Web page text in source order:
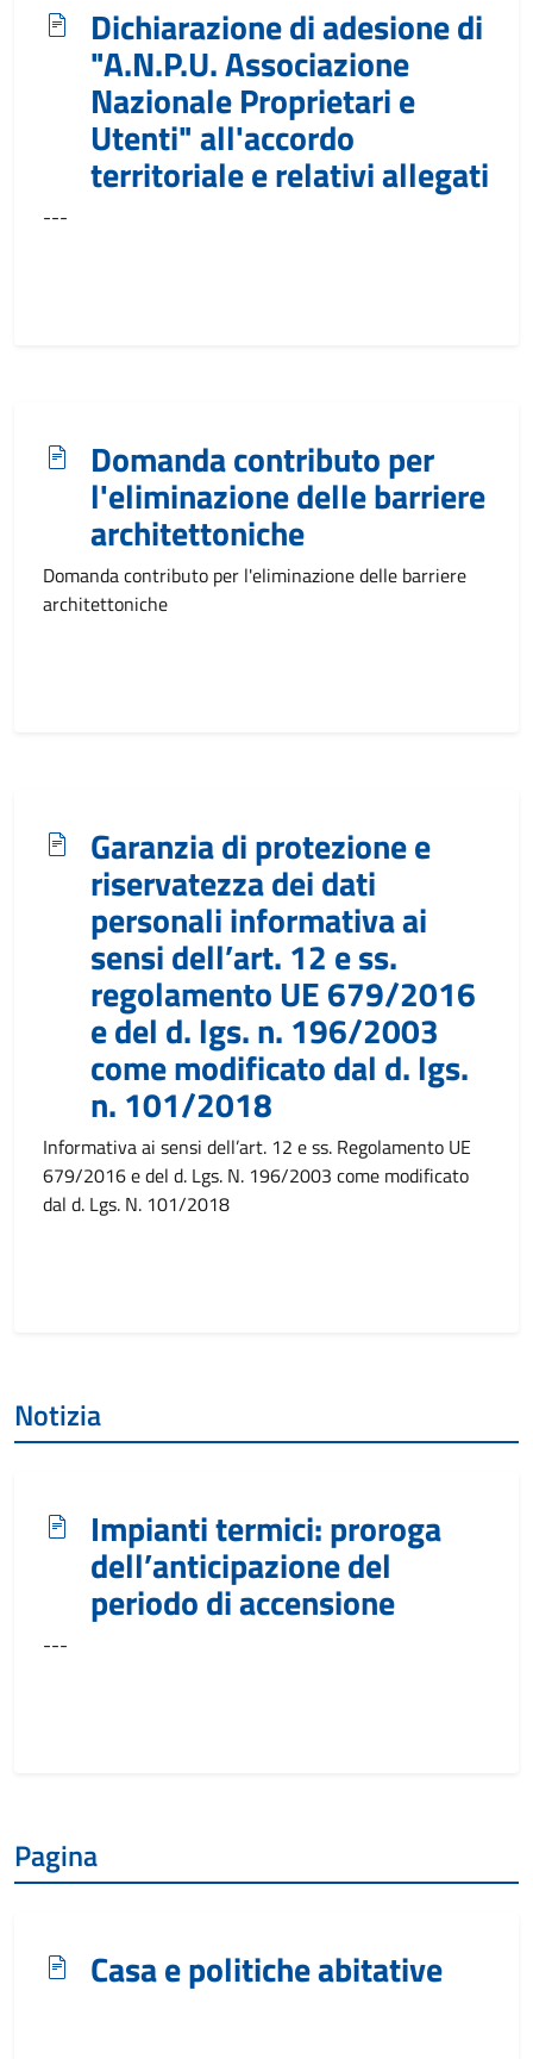
Dichiarazione di adesione di
"A.N.P.U. Associazione
Nazionale Proprietari e
Utenti" all'accordo
territoriale e relativi allegati
---
Domanda contributo per
l'eliminazione delle barriere
architettoniche
Domanda contributo per l'eliminazione delle barriere
architettoniche
Garanzia di protezione e
riservatezza dei dati
personali informativa ai
sensi dell’art. 12 e ss.
regolamento UE 679/2016
e del d. lgs. n. 196/2003
come modificato dal d. lgs.
n. 101/2018
Informativa ai sensi dell’art. 12 e ss. Regolamento UE
679/2016 e del d. Lgs. N. 196/2003 come modificato
dal d. Lgs. N. 101/2018
Notizia
Impianti termici: proroga
dell’anticipazione del
periodo di accensione
---
Pagina
Casa e politiche abitative